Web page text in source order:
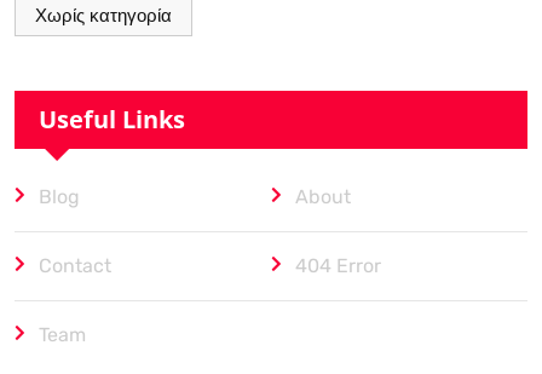
Χωρίς κατηγορία
Useful Links
Blog About
Contact 404 Error
Team